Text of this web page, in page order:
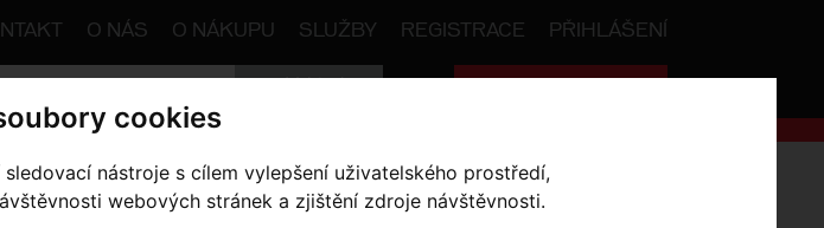
cookies
nástroje s cílem vylepšení uživatelského prostředí,
webových stránek a zjištění zdroje návštěvnosti.
O NÁS O NÁKUPU SLUŽBY REGISTRACE PŘIHLÁŠENÍ
Tretry Doplňky špunty hroty do treter MTB Toe Studs